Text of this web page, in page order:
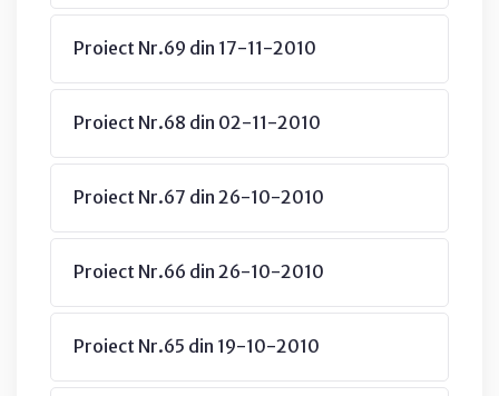
Proiect Nr.69 din 17-11-2010
Proiect Nr.68 din 02-11-2010
Proiect Nr.67 din 26-10-2010
Proiect Nr.66 din 26-10-2010
Proiect Nr.65 din 19-10-2010